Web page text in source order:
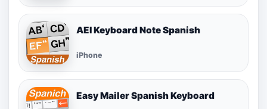
AEI Keyboard Note Spanish
iPhone
Easy Mailer Spanish Keyboard